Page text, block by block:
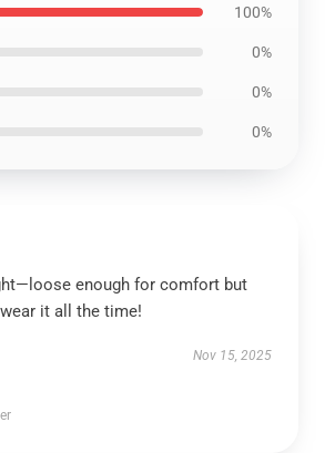
100%
0%
0%
0%
enough for comfort but
it all the time!
Nov 15, 2025